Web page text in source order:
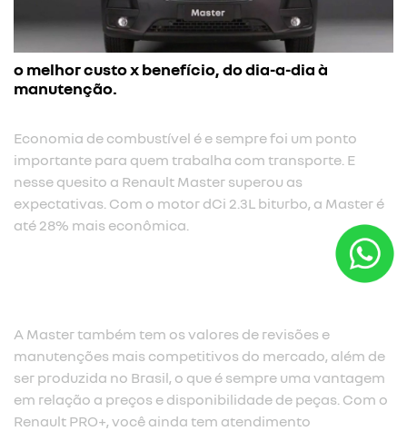
o melhor custo x benefício, do dia-a-dia à
manutenção.
Economia de combustível é e sempre foi um ponto
importante para quem trabalha com transporte. E
nesse quesito a Renault Master superou as
expectativas. Com o motor dCi 2.3L biturbo, a Master é
até 28% mais econômica.​
A Master também tem os valores de revisões e
manutenções mais competitivos do mercado, além de
ser produzida no Brasil, o que é sempre uma vantagem
em relação a preços e disponibilidade de peças. Com o
Renault PRO+, você ainda tem atendimento